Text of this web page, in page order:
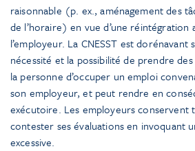
raisonnable (p. ex., aménagement des
de l’horaire) en vue d’une réintégration
l’employeur. La CNESST est
nécessité et la possibilité de prendre
la personne d’occuper un emploi
son employeur, et peut rendre en
exécutoire. Les employeurs
contester ses évaluations en invoquant
excessive.